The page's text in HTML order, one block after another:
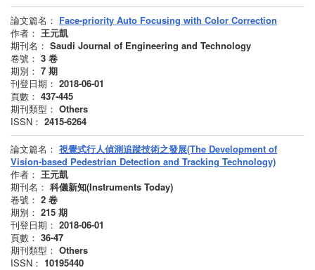
論文篇名： Face-priority Auto Focusing with Color Correction
作者： 王元凱
期刊名： Saudi Journal of Engineering and Technology
卷號： 3 卷
期別： 7 期
刊登日期： 2018-06-01
頁數： 437-445
期刊類型： Others
ISSN： 2415-6264
論文篇名： 視覺式行人偵測追蹤技術之發展(The Development of
Vision-based Pedestrian Detection and Tracking Technology)
作者： 王元凱
期刊名： 科儀新知(Instruments Today)
卷號： 2 卷
期別： 215 期
刊登日期： 2018-06-01
頁數： 36-47
期刊類型： Others
ISSN： 10195440